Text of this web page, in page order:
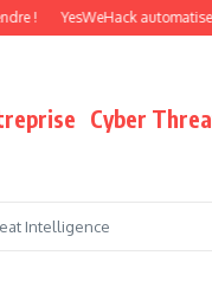
YesWeHack automatise le
Cyber
Intelligence